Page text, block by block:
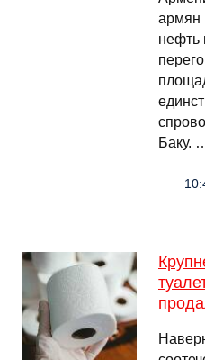
армян
нефть
Баку.